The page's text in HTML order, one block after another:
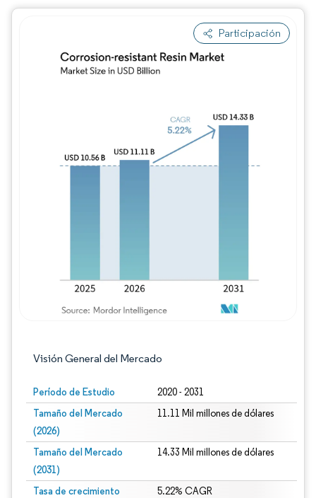
Participación
Visión General del Mercado
Período de Estudio 2020 - 2031
Tamaño del Mercado
(2026)
11.11 Mil millones de dólares
Tamaño del Mercado
(2031)
14.33 Mil millones de dólares
Tasa de crecimiento
5.22% CAGR